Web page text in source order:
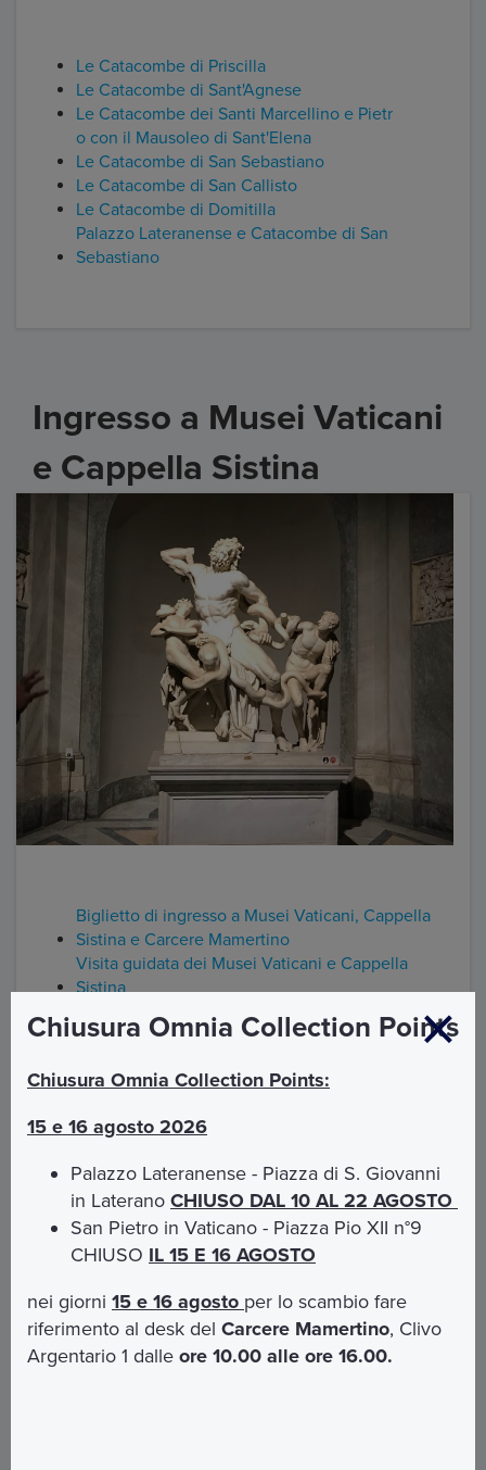
Le Catacombe di Priscilla
Le Catacombe di Sant'Agnese
Le Catacombe dei Santi Marcellino e Pietr
o con il Mausoleo di Sant'Elena
Le Catacombe di San Sebastiano
Le Catacombe di San Callisto
Le Catacombe di Domitilla
Palazzo Lateranense e Catacombe di San
Sebastiano
Ingresso a Musei Vaticani
e Cappella Sistina
Biglietto di ingresso a Musei Vaticani, Cappella
Sistina e Carcere Mamertino
Visita guidata dei Musei Vaticani e Cappella
Sistina
La Bellezza della Fede: dal Cuore di San Pietro ai
Musei Vaticani
cammino
Esplora la Roma
sotterranea delle sacre
basiliche
Chiusura Omnia Collection Points
Chiusura Omnia Collection Points:
15 e 16 agosto 2026
Palazzo Lateranense - Piazza di S. Giovanni
in LateranoCHIUSO DAL 10 AL 22 AGOSTO
San Pietro in Vaticano - Piazza Pio XII n°9
CHIUSO IL 15 E 16 AGOSTO
nei giorni15 e 16 agosto per lo scambio fare
riferimento al desk delCarcere Mamertino, Clivo
Argentario 1 dalleore 10.00 alle ore 16.00.